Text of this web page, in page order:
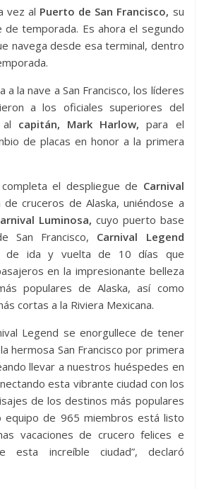
vez al Puerto de San Francisco, su
temporada. Es ahora el segundo
navega desde esa terminal, dentro
a la nave a San Francisco, los líderes
a los oficiales superiores del
capitán, Mark Harlow, para el
de placas en honor a la primera
el despliegue de Carnival
cruceros de Alaska, uniéndose a
Luminosa, cuyo puerto base
San Francisco, Carnival Legend
de ida y vuelta de 10 días que
en la impresionante belleza
populares de Alaska, así como
cortas a la Riviera Mexicana.
Legend se enorgullece de tener
hermosa San Francisco por primera
llevar a nuestros huéspedes en
esta vibrante ciudad con los
de los destinos más populares
equipo de 965 miembros está listo
vacaciones de crucero felices e
esta increíble ciudad”, declaró